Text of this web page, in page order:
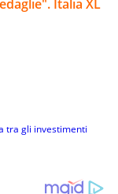
Italia XL
tra gli investimenti